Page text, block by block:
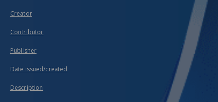
Creator
Contributor
Publisher
Date issued/created
Description